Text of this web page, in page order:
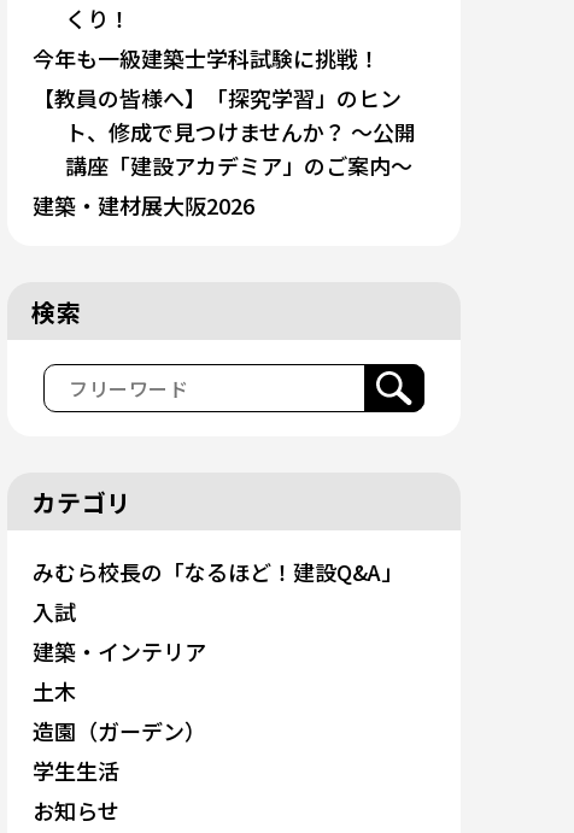
くり！
今年も一級建築士学科試験に挑戦！
【教員の皆様へ】「探究学習」のヒン
ト、修成で見つけませんか？ 〜公開
講座「建設アカデミア」のご案内〜
建築・建材展大阪2026
検索
カテゴリ
みむら校長の「なるほど！建設Q&A」
入試
建築・インテリア
土木
造園（ガーデン）
学生生活
お知らせ